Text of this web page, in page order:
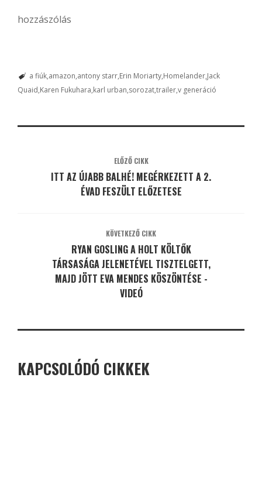
hozzászólás
a fiúk amazon antony starr Erin Moriarty Homelander Jack
Quaid Karen Fukuhara karl urban sorozattrailerv generáció
ELŐZŐ CIKK
ITT AZ ÚJABB BALHÉ! MEGÉRKEZETT A 2.
ÉVAD FESZÜLT ELŐZETESE
KÖVETKEZŐ CIKK
RYAN GOSLING A HOLT KÖLTŐK
TÁRSASÁGA JELENETÉVEL TISZTELGETT,
MAJD JÖTT EVA MENDES KÖSZÖNTÉSE -
VIDEÓ
KAPCSOLÓDÓ CIKKEK